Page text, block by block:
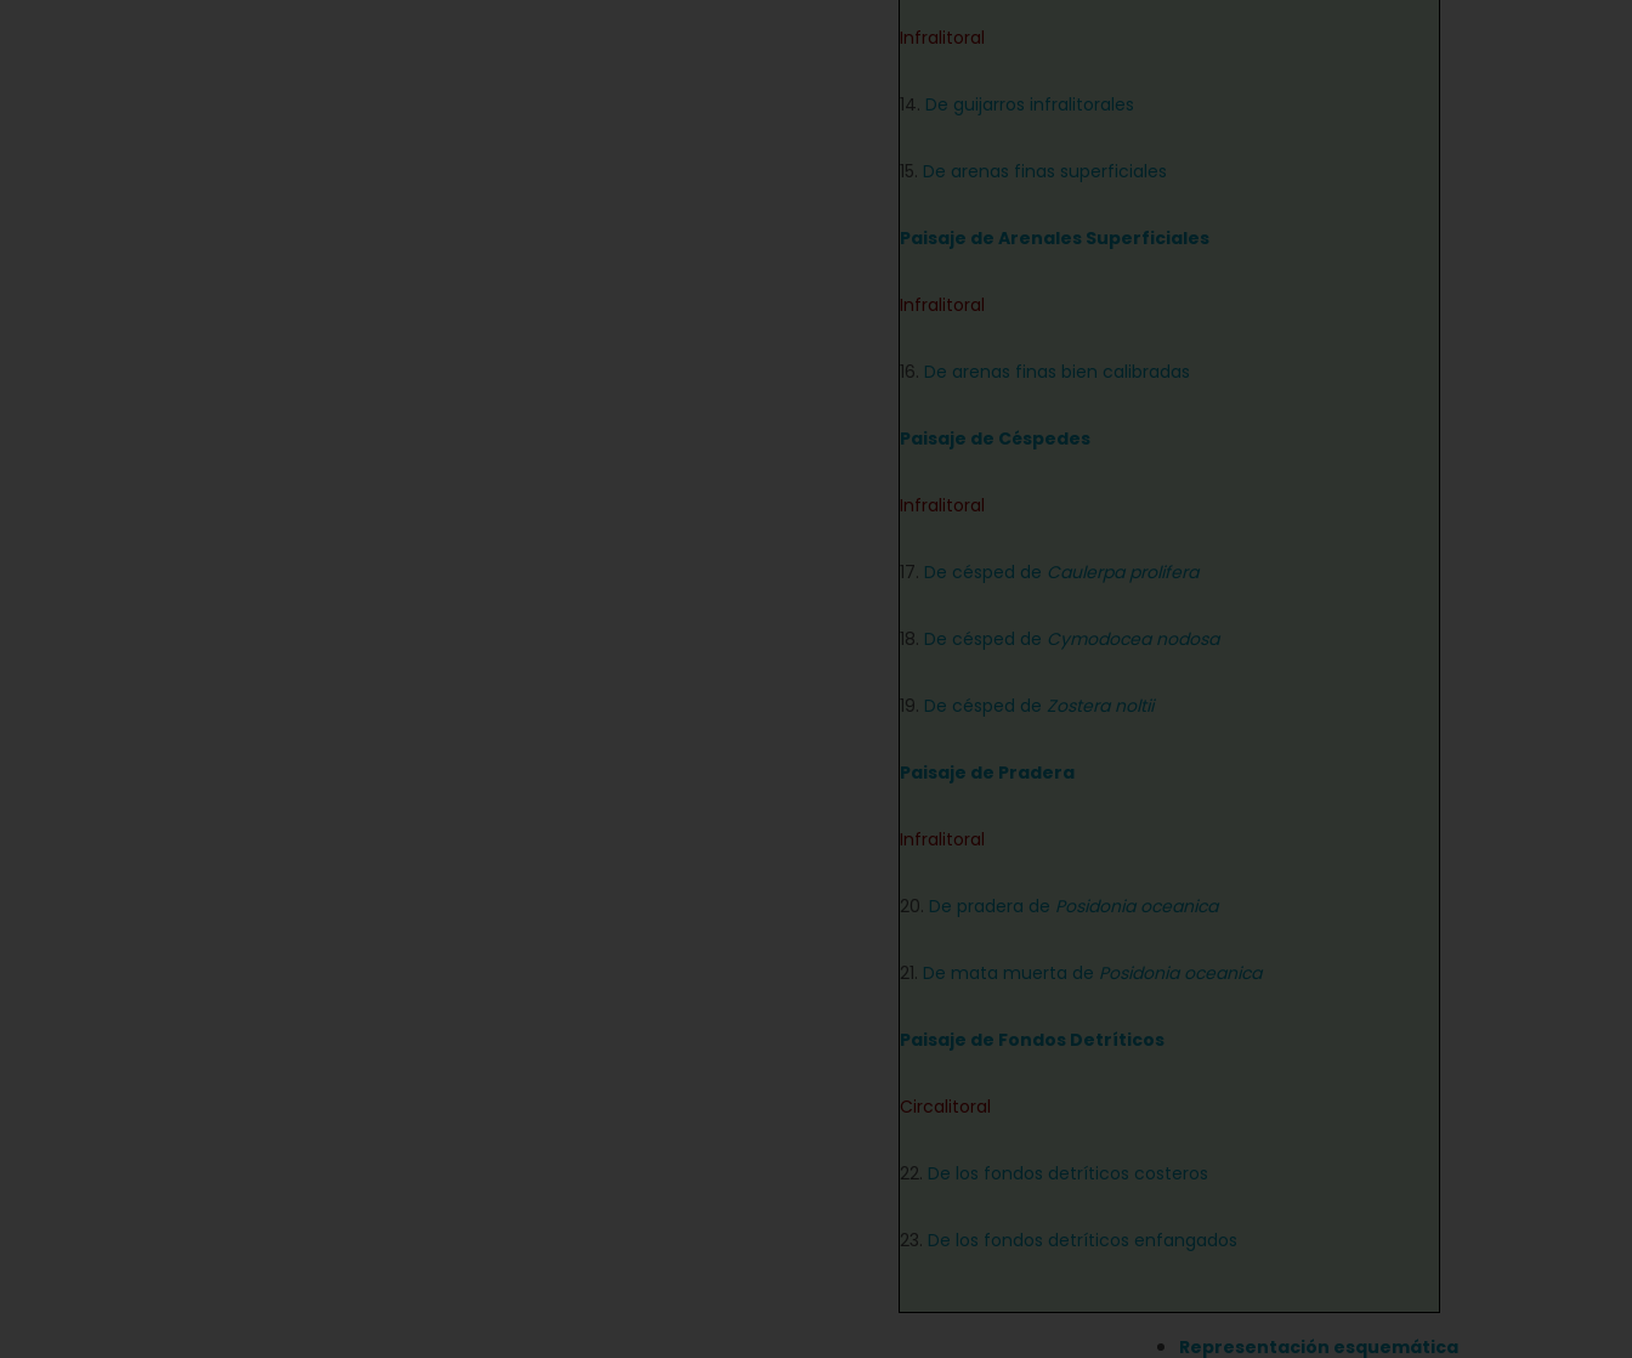
Infralitoral
14. De guijarros infralitorales
15. De arenas finas superficiales
Paisaje de Arenales Superficiales
Infralitoral
16. De arenas finas bien calibradas
Paisaje de Céspedes
Infralitoral
17. De césped de Caulerpa prolifera
18. De césped de Cymodocea nodosa
19. De césped de Zostera noltii
Paisaje de Pradera
Infralitoral
20. De pradera de Posidonia oceanica
21. De mata muerta de Posidonia oceanica
Paisaje de Fondos Detríticos
Circalitoral
22. De los fondos detríticos costeros
23. De los fondos detríticos enfangados
Representación esquemática